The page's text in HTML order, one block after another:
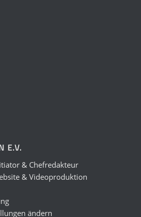
E.V.
& Chefredakteur
& Videoproduktion
ändern